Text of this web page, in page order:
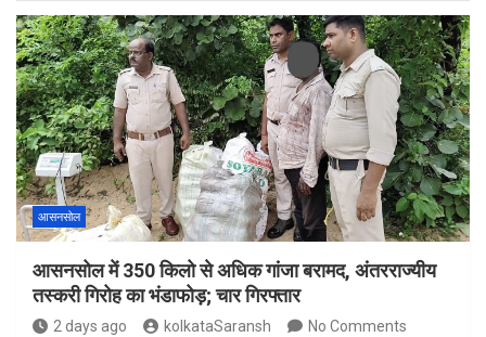
ce
b
o
o
k
st
o
d
o
n
ail ar
e
आसनसोल
आसनसोल में 350 किलो से अधिक गांजा बरामद, अंतरराज्यीय
तस्करी गिरोह का भंडाफोड़; चार गिरफ्तार
2 days ago kolkataSaransh No Comments